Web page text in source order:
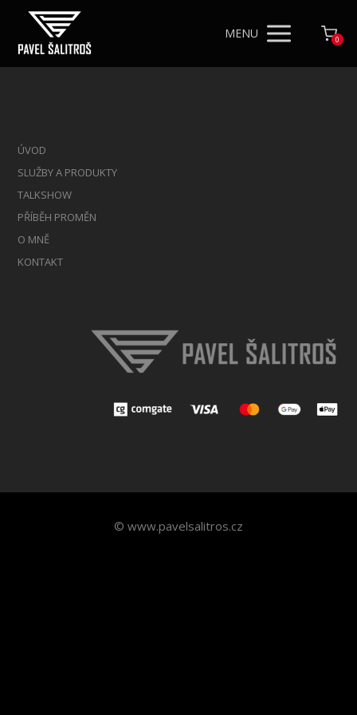
MENU 0
ÚVOD
SLUŽBY A PRODUKTY
TALKSHOW
PŘÍBĚH PROMĚN
O MNĚ
KONTAKT
© www.pavelsalitros.cz